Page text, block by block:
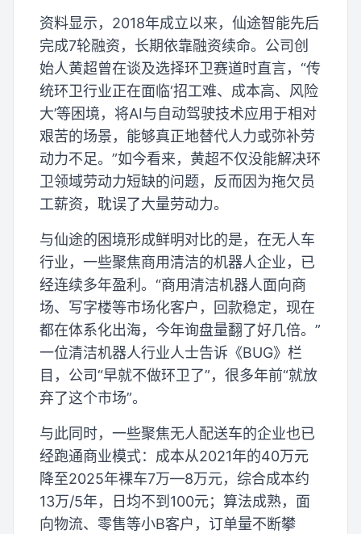
资料显示，2018年成立以来，仙途智能先后
完成7轮融资，长期依靠融资续命。公司创
始人黄超曾在谈及选择环卫赛道时直言，“传
统环卫行业正在面临‘招工难、成本高、风险
大’等困境，将AI与自动驾驶技术应用于相对
艰苦的场景，能够真正地替代人力或弥补劳
动力不足。”如今看来，黄超不仅没能解决环
卫领域劳动力短缺的问题，反而因为拖欠员
工薪资，耽误了大量劳动力。
与仙途的困境形成鲜明对比的是，在无人车
行业，一些聚焦商用清洁的机器人企业，已
经连续多年盈利。“商用清洁机器人面向商
场、写字楼等市场化客户，回款稳定，现在
都在体系化出海，今年询盘量翻了好几倍。”
一位清洁机器人行业人士告诉《BUG》栏
目，公司“早就不做环卫了”，很多年前“就放
弃了这个市场”。
与此同时，一些聚焦无人配送车的企业也已
经跑通商业模式：成本从2021年的40万元
降至2025年裸车7万—8万元，综合成本约
13万/5年，日均不到100元；算法成熟，面
向物流、零售等小B客户，订单量不断攀